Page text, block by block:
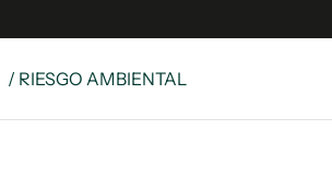
/ RIESGO AMBIENTAL